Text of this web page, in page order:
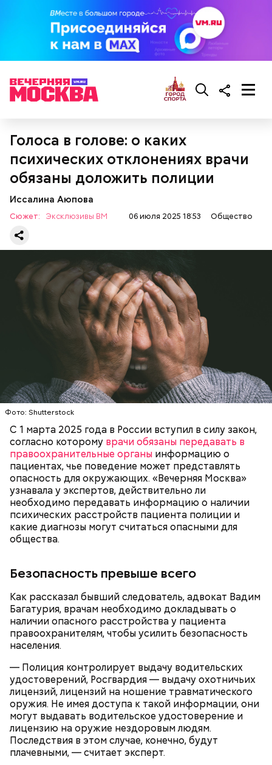
Голоса в голове: о каких
психических отклонениях врачи
обязаны доложить полиции
Иссалина Аюпова
Сюжет: Эксклюзивы ВМ 06 июля 2025 18:53 Общество
Фото: Shutterstock
С 1 марта 2025 года в России вступил в силу закон,
согласно которому врачи обязаны передавать в
правоохранительные органы информацию о
пациентах, чье поведение может представлять
опасность для окружающих. «Вечерняя Москва»
узнавала у экспертов, действительно ли
необходимо передавать информацию о наличии
психических расстройств пациента полиции и
какие диагнозы могут считаться опасными для
общества.
Безопасность превыше всего
Как рассказал бывший следователь, адвокат Вадим
Багатурия, врачам необходимо докладывать о
наличии опасного расстройства у пациента
правоохранителям, чтобы усилить безопасность
населения.
— Полиция контролирует выдачу водительских
удостоверений, Росгвардия — выдачу охотничьих
лицензий, лицензий на ношение травматического
оружия. Не имея доступа к такой информации, они
могут выдавать водительское удостоверение и
лицензию на оружие нездоровым людям.
Последствия в этом случае, конечно, будут
плачевными, — считает эксперт.
— В дыне содержится много сахара, который
представлен фруктозой. С одной стороны — это
продукты и напитки, которые
выводят токсины из организма
беременным, кормящим женщинам;
людям с ослабленной иммунной системой;
— Там может содержаться огромное количество
предостерегла Соломатина.
рака: чем полезен кресс-салат